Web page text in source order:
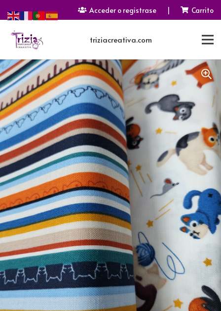
Acceder o registrase | Carrito
triziacreativa.com